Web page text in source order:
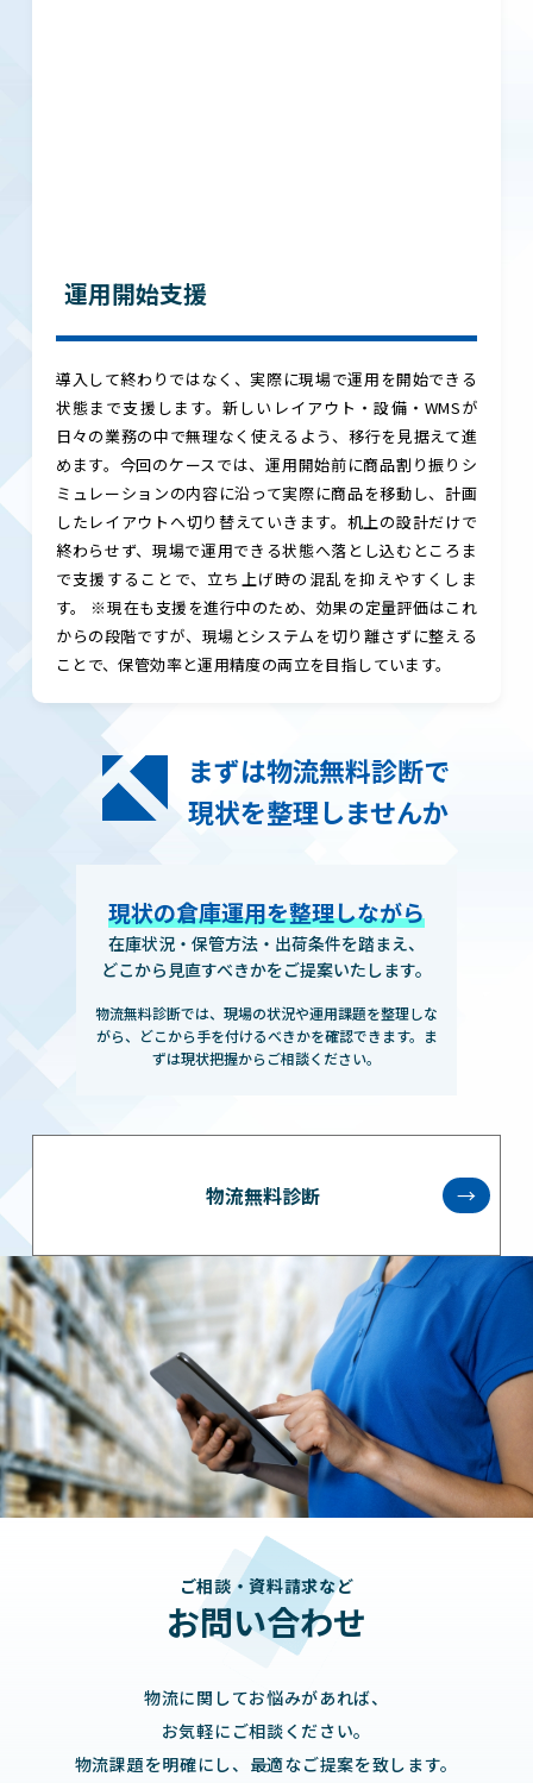
運用開始支援
導入して終わりではなく、実際に現場で運用を開始できる
状態まで支援します。新しいレイアウト・設備・WMSが
日々の業務の中で無理なく使えるよう、移行を見据えて進
めます。今回のケースでは、運用開始前に商品割り振りシ
ミュレーションの内容に沿って実際に商品を移動し、計画
したレイアウトへ切り替えていきます。机上の設計だけで
終わらせず、現場で運用できる状態へ落とし込むところま
で支援することで、立ち上げ時の混乱を抑えやすくしま
す。 ※現在も支援を進行中のため、効果の定量評価はこれ
からの段階ですが、現場とシステムを切り離さずに整える
ことで、保管効率と運用精度の両立を目指しています。
まずは物流無料診断で
現状を整理しませんか
現状の倉庫運用を整理しながら
在庫状況・保管方法・出荷条件を踏まえ、
どこから見直すべきかをご提案いたします。
物流無料診断では、現場の状況や運用課題を整理しな
がら、どこから手を付けるべきかを確認できます。ま
ずは現状把握からご相談ください。
物流無料診断 →
ご相談・資料請求など
お問い合わせ
物流に関してお悩みがあれば、
お気軽にご相談ください。
物流課題を明確にし、最適なご提案を致します。